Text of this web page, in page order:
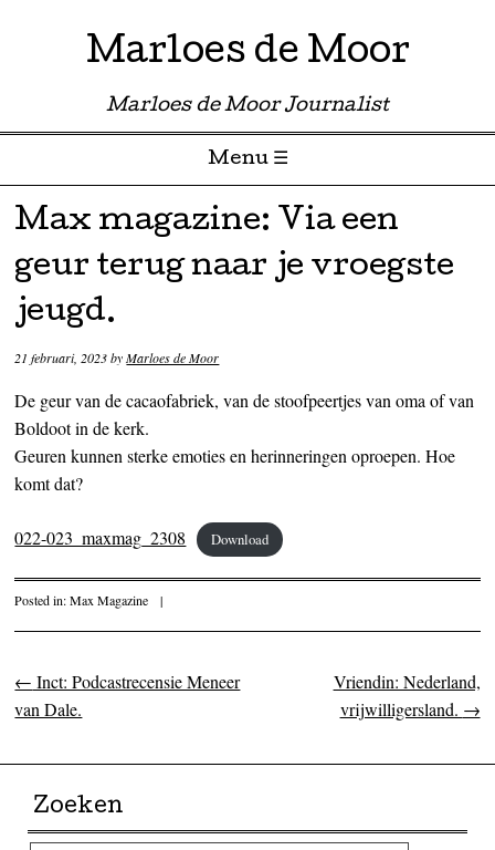
Marloes de Moor
Marloes de Moor Journalist
Menu ☰
Skip to content
Max magazine: Via een
geur terug naar je vroegste
jeugd.
21 februari, 2023byMarloes de Moor
De geur van de cacaofabriek, van de stoofpeertjes van oma of van
Boldoot in de kerk.
Geuren kunnen sterke emoties en herinneringen oproepen. Hoe
komt dat?
022-023_maxmag_2308 Download
Posted in:Max Magazine |
Post navigation
← Inct: Podcastrecensie Meneer
van Dale.
Vriendin: Nederland,
vrijwilligersland. →
Zoeken